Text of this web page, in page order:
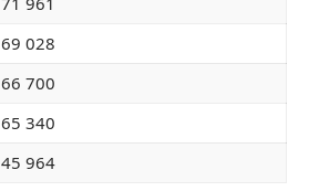
69 028
66 700
65 340
45 964